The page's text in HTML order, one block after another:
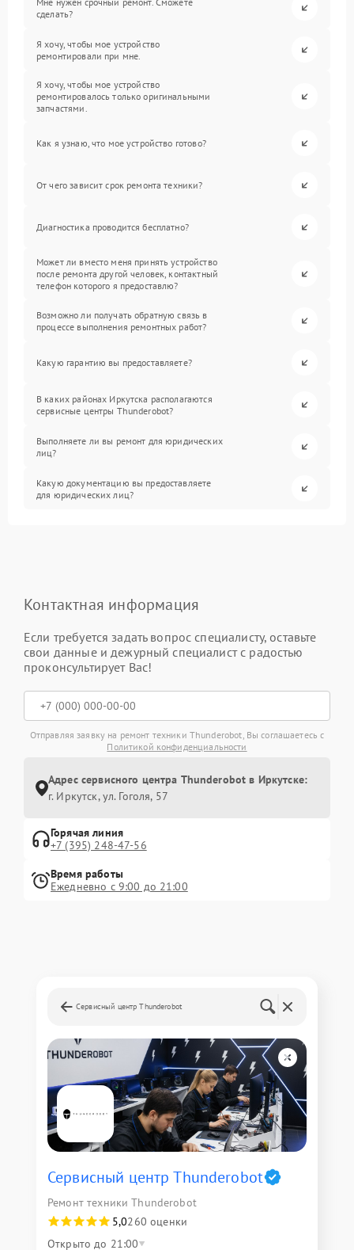
сделать?
Я хочу, чтобы мое устройство
ремонтировали при мне.
Я хочу, чтобы мое устройство
ремонтировалось только оригинальными
запчастями.
Как я узнаю, что мое устройство готово?
От чего зависит срок ремонта техники?
Диагностика проводится бесплатно?
Может ли вместо меня принять устройство
после ремонта другой человек, контактный
телефон которого я предоставлю?
Возможно ли получать обратную связь в
процессе выполнения ремонтных работ?
Какую гарантию вы предоставляете?
В каких районах Иркутска располагаются
сервисные центры Thunderobot?
Выполняете ли вы ремонт для юридических
лиц?
Какую документацию вы предоставляете
для юридических лиц?
Контактная информация
Если требуется задать вопрос специалисту, оставьте
свои данные и дежурный специалист с радостью
проконсультирует Вас!
Отправляя заявку на ремонт техники Thunderobot, Вы соглашаетесь с
Политикой конфиденциальности
Адрес сервисного центра Thunderobot в Иркутске:
г. Иркутск, ул. ​Гоголя, 57
Горячая линия
+7 (395) 248-47-56
Время работы
Ежедневно с 9:00 до 21:00
Сервисный центр Thunderobot
Сервисный центр Thunderobot
Ремонт техники Thunderobot
5,0260 оценки
Открыто до 21:00